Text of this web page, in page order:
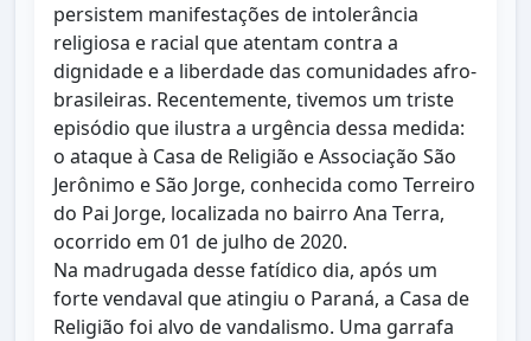
persistem manifestações de intolerância
religiosa e racial que atentam contra a
dignidade e a liberdade das comunidades afro-
brasileiras. Recentemente, tivemos um triste
episódio que ilustra a urgência dessa medida:
o ataque à Casa de Religião e Associação São
Jerônimo e São Jorge, conhecida como Terreiro
do Pai Jorge, localizada no bairro Ana Terra,
ocorrido em 01 de julho de 2020.
Na madrugada desse fatídico dia, após um
forte vendaval que atingiu o Paraná, a Casa de
Religião foi alvo de vandalismo. Uma garrafa